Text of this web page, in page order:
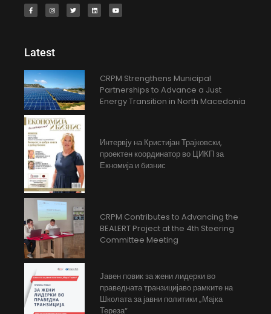
Latest
CRPM Strengthens Municipal
Partnerships to Advance a Just
Energy Transition in North Macedonia
Интервју на Кристијан Трајковски,
проектен координатор во ЦИКП за
Екномија и бизнис
CRPM Contributes to Advancing the
BEALERT Project at the 4th Steering
Committee Meeting
Јавен повик за жени лидерки во
праведната транзицијаво рамките на
Школата за јавни политики „Мајка
Тереза“